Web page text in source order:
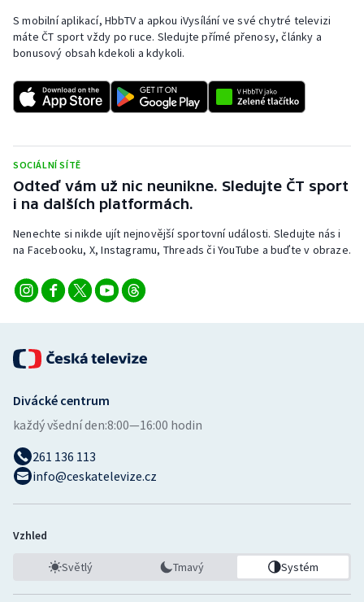
S mobilní aplikací, HbbTV a apkou iVysílání ve své chytré televizi
máte ČT sport vždy po ruce. Sledujte přímé přenosy, články a
bonusový obsah kdekoli a kdykoli.
SOCIÁLNÍ SÍTĚ
Odteď vám už nic neunikne. Sledujte ČT sport
i na dalších platformách.
Nenechte si nikde ujít nejnovější sportovní události. Sledujte nás i
na Facebooku, X, Instagramu, Threads či YouTube a buďte v obraze.
Divácké centrum
každý všední den:8:00—16:00 hodin
261 136 113
info@ceskatelevize.cz
Vzhled
Světlý Tmavý Systém